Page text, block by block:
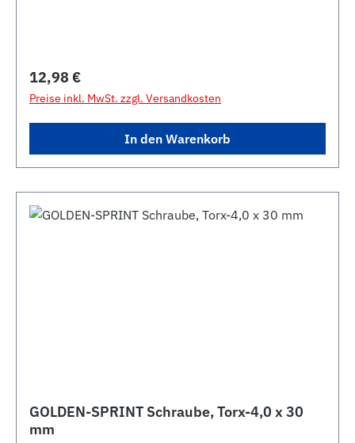
Regulärer Preis:
12,98 €
Preise inkl. MwSt. zzgl. Versandkosten
In den Warenkorb
GOLDEN-SPRINT Schraube, Torx-4,0 x 30
mm